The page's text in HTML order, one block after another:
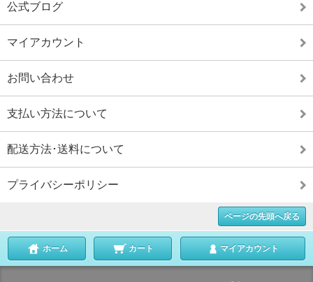
公式ブログ
マイアカウント
お問い合わせ
支払い方法について
配送方法･送料について
プライバシーポリシー
ページの先頭へ戻る
ホーム カート マイアカウント